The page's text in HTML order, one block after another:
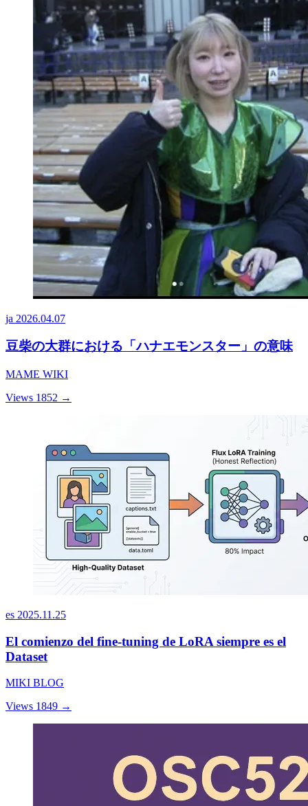
ja 2026.04.07
豆柴の大群における「ハナエモンスター」の意味
MAME WIKI
Views 1852 →
es 2025.11.25
El comienzo del fine-tuning de LoRA siempre es el
Dataset
MIKI BLOG
Views 1849 →